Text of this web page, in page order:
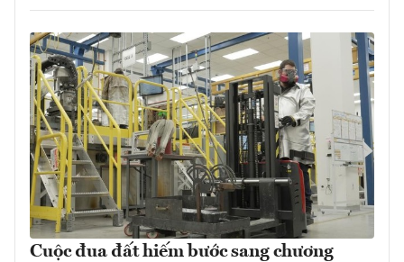
Cuộc đua đất hiếm bước sang chương